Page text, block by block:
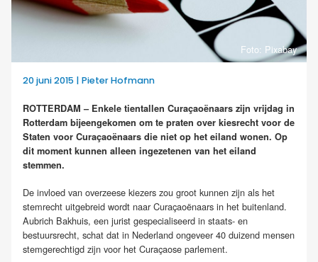
Foto: Pixabay
20 juni 2015 | Pieter Hofmann
ROTTERDAM – Enkele tientallen Curaçaoënaars zijn vrijdag in
Rotterdam bijeengekomen om te praten over kiesrecht voor de
Staten voor Curaçaoënaars die niet op het eiland wonen. Op
dit moment kunnen alleen ingezetenen van het eiland
stemmen.
De invloed van overzeese kiezers zou groot kunnen zijn als het
stemrecht uitgebreid wordt naar Curaçaoënaars in het buitenland.
Aubrich Bakhuis, een jurist gespecialiseerd in staats- en
bestuursrecht, schat dat in Nederland ongeveer 40 duizend mensen
stemgerechtigd zijn voor het Curaçaose parlement.